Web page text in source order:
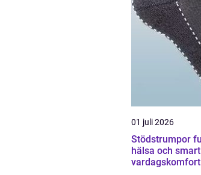
01 juli 2026
Stödstrumpor funktion,
hälsa och smart
vardagskomfort